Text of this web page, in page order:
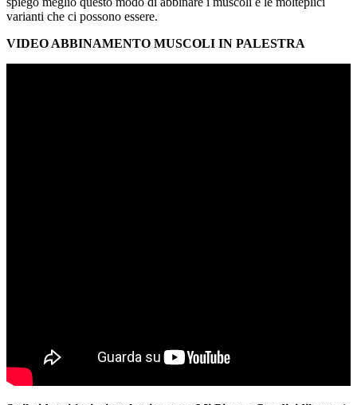
varianti che ci possono essere.
VIDEO ABBINAMENTO MUSCOLI IN PALESTRA